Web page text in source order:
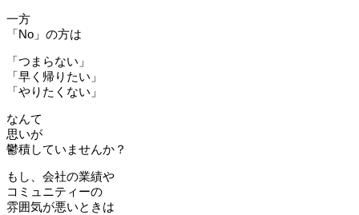
一方
「No」の方は
「つまらない」
「早く帰りたい」
「やりたくない」
なんて
思いが
鬱積していませんか？
もし、会社の業績や
コミュニティーの
雰囲気が悪いときは